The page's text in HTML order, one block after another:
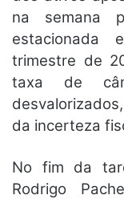
na semana
estacionada
trimestre de
taxa de
da incerteza
No fim da
Rodrigo